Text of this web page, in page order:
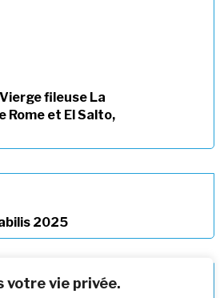
votre vie privée.
fileuse La
Rome et El Salto,
2025